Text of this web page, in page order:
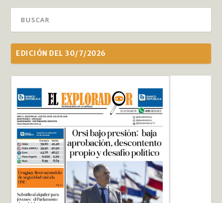
EDICIÓN DEL 30/7/2026